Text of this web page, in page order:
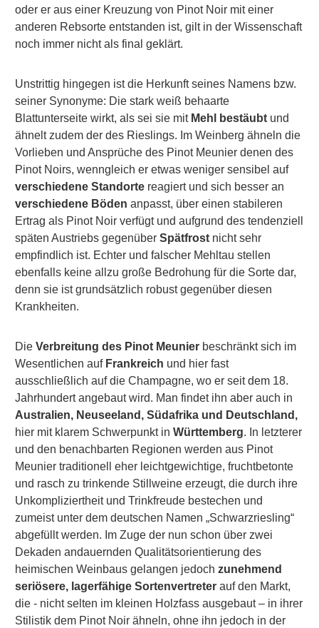
oder er aus einer Kreuzung von Pinot Noir mit einer
anderen Rebsorte entstanden ist, gilt in der Wissenschaft
noch immer nicht als final geklärt.
Unstrittig hingegen ist die Herkunft seines Namens bzw.
seiner Synonyme: Die stark weiß behaarte
Blattunterseite wirkt, als sei sie mit Mehl bestäubt und
ähnelt zudem der des Rieslings. Im Weinberg ähneln die
Vorlieben und Ansprüche des Pinot Meunier denen des
Pinot Noirs, wenngleich er etwas weniger sensibel auf
verschiedene Standorte reagiert und sich besser an
verschiedene Böden anpasst, über einen stabileren
Ertrag als Pinot Noir verfügt und aufgrund des tendenziell
späten Austriebs gegenüber Spätfrost nicht sehr
empfindlich ist. Echter und falscher Mehltau stellen
ebenfalls keine allzu große Bedrohung für die Sorte dar,
denn sie ist grundsätzlich robust gegenüber diesen
Krankheiten.
Die Verbreitung des Pinot Meunier beschränkt sich im
Wesentlichen auf Frankreich und hier fast
ausschließlich auf die Champagne, wo er seit dem 18.
Jahrhundert angebaut wird. Man findet ihn aber auch in
Australien, Neuseeland, Südafrika und Deutschland,
hier mit klarem Schwerpunkt in Württemberg. In letzterer
und den benachbarten Regionen werden aus Pinot
Meunier traditionell eher leichtgewichtige, fruchtbetonte
und rasch zu trinkende Stillweine erzeugt, die durch ihre
Unkompliziertheit und Trinkfreude bestechen und
zumeist unter dem deutschen Namen „Schwarzriesling“
abgefüllt werden. Im Zuge der nun schon über zwei
Dekaden andauernden Qualitätsorientierung des
heimischen Weinbaus gelangen jedoch zunehmend
seriösere, lagerfähige Sortenvertreter auf den Markt,
die - nicht selten im kleinen Holzfass ausgebaut – in ihrer
Stilistik dem Pinot Noir ähneln, ohne ihn jedoch in der